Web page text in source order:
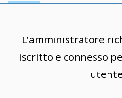
L’amministratore
iscritto e connesso